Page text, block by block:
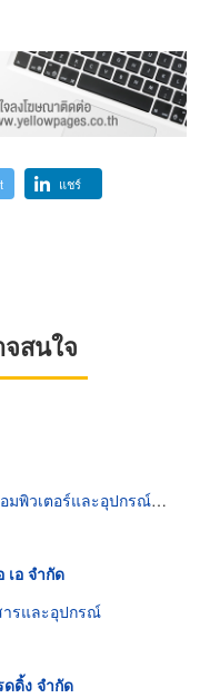
แชร์
สนใจ
วเตอร์และอุปกรณ์ต่อพ่วง
อ จำกัด
ารและอุปกรณ์
ดดิ้ง จำกัด